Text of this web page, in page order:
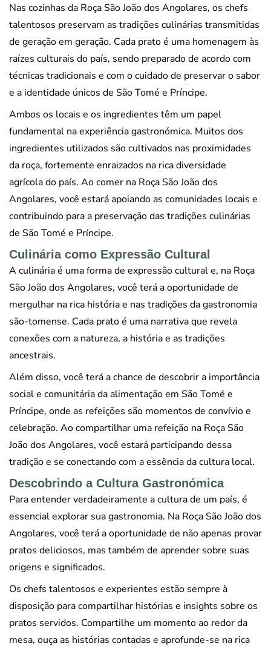
Nas cozinhas da Roça São João dos Angolares, os chefs
talentosos preservam as tradições culinárias transmitidas
de geração em geração. Cada prato é uma homenagem às
raízes culturais do país, sendo preparado de acordo com
técnicas tradicionais e com o cuidado de preservar o sabor
e a identidade únicos de São Tomé e Príncipe.
Ambos os locais e os ingredientes têm um papel
fundamental na experiência gastronómica. Muitos dos
ingredientes utilizados são cultivados nas proximidades
da roça, fortemente enraizados na rica diversidade
agrícola do país. Ao comer na Roça São João dos
Angolares, você estará apoiando as comunidades locais e
contribuindo para a preservação das tradições culinárias
de São Tomé e Príncipe.
Culinária como Expressão Cultural
A culinária é uma forma de expressão cultural e, na Roça
São João dos Angolares, você terá a oportunidade de
mergulhar na rica história e nas tradições da gastronomia
são-tomense. Cada prato é uma narrativa que revela
conexões com a natureza, a história e as tradições
ancestrais.
Além disso, você terá a chance de descobrir a importância
social e comunitária da alimentação em São Tomé e
Príncipe, onde as refeições são momentos de convívio e
celebração. Ao compartilhar uma refeição na Roça São
João dos Angolares, você estará participando dessa
tradição e se conectando com a essência da cultura local.
Descobrindo a Cultura Gastronómica
Para entender verdadeiramente a cultura de um país, é
essencial explorar sua gastronomia. Na Roça São João dos
Angolares, você terá a oportunidade de não apenas provar
pratos deliciosos, mas também de aprender sobre suas
origens e significados.
Os chefs talentosos e experientes estão sempre à
disposição para compartilhar histórias e insights sobre os
pratos servidos. Compartilhe um momento ao redor da
mesa, ouça as histórias contadas e aprofunde-se na rica